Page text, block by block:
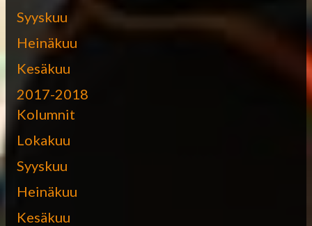
Syyskuu
Heinäkuu
Kesäkuu
2017-2018
Kolumnit
Lokakuu
Syyskuu
Heinäkuu
Kesäkuu